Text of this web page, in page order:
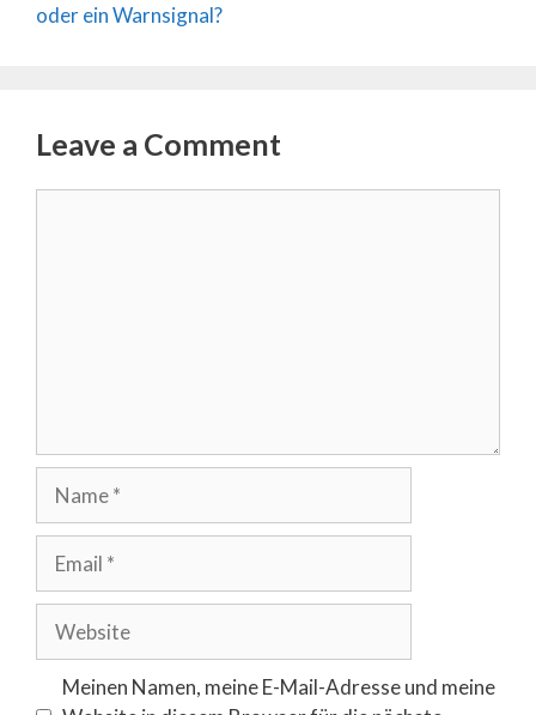
oder ein Warnsignal?
Leave a Comment
Meinen Namen, meine E-Mail-Adresse und meine